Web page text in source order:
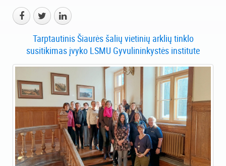
Tarptautinis Šiaurės šalių vietinių arklių tinklo
susitikimas įvyko LSMU Gyvulininkystės institute